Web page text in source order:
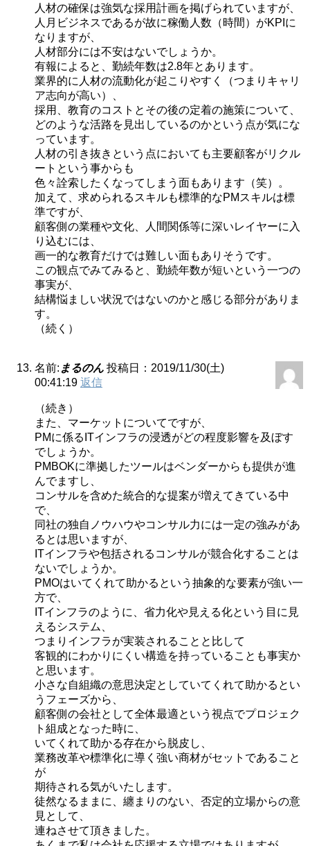
人材の確保は強気な採用計画を掲げられていますが、
人月ビジネスであるが故に稼働人数（時間）がKPIに
なりますが、
人材部分には不安はないでしょうか。
有報によると、勤続年数は2.8年とあります。
業界的に人材の流動化が起こりやすく（つまりキャリ
ア志向が高い）、
採用、教育のコストとその後の定着の施策について、
どのような活路を見出しているのかという点が気にな
っています。
人材の引き抜きという点においても主要顧客がリクル
ートという事からも
色々詮索したくなってしまう面もあります（笑）。
加えて、求められるスキルも標準的なPMスキルは標
準ですが、
顧客側の業種や文化、人間関係等に深いレイヤーに入
り込むには、
画一的な教育だけでは難しい面もありそうです。
この観点でみてみると、勤続年数が短いという一つの
事実が、
結構悩ましい状況ではないのかと感じる部分がありま
す。
（続く）
名前: まるのん 投稿日：2019/11/30(土)
00:41:19 返信
（続き）
また、マーケットについてですが、
PMに係るITインフラの浸透がどの程度影響を及ぼす
でしょうか。
PMBOKに準拠したツールはベンダーからも提供が進
んでますし、
コンサルを含めた統合的な提案が増えてきている中
で、
同社の独自ノウハウやコンサル力には一定の強みがあ
るとは思いますが、
ITインフラや包括されるコンサルが競合化することは
ないでしょうか。
PMOはいてくれて助かるという抽象的な要素が強い一
方で、
ITインフラのように、省力化や見える化という目に見
えるシステム、
つまりインフラが実装されることと比して
客観的にわかりにくい構造を持っていることも事実か
と思います。
小さな自組織の意思決定としていてくれて助かるとい
うフェーズから、
顧客側の会社として全体最適という視点でプロジェク
ト組成となった時に、
いてくれて助かる存在から脱皮し、
業務改革や標準化に導く強い商材がセットであること
が
期待される気がいたします。
徒然なるままに、纏まりのない、否定的立場からの意
見として、
連ねさせて頂きました。